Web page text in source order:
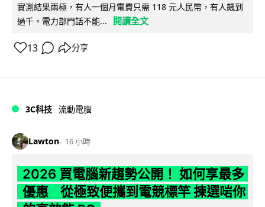
實測結果兩極，有人一個月電費只需 118 元人民幣，有人飆到
過千。電力部門話不能...
閱讀全文
13 分享
3C科技 流動電腦
Lawton 16 小時
2026 買電腦新趨勢公開！ 如何享最多
優惠 從極致便攜到電競標竿 揀選啱你